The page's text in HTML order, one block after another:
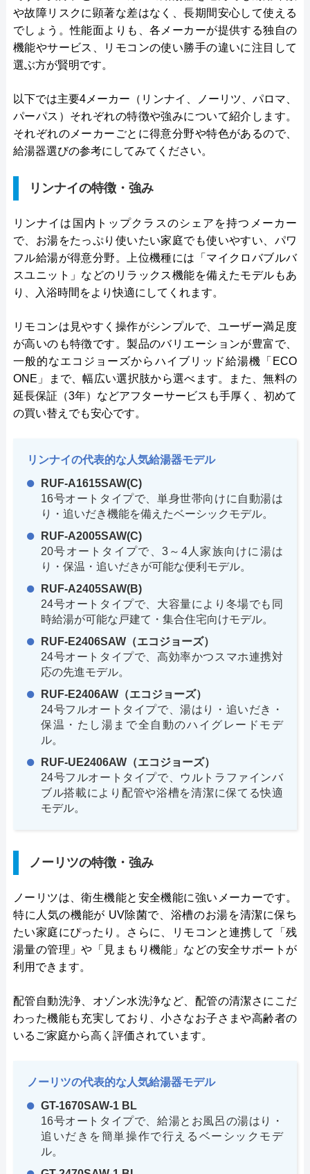
や故障リスクに顕著な差はなく、長期間安心して使える
でしょう。性能面よりも、各メーカーが提供する独自の
機能やサービス、リモコンの使い勝手の違いに注目して
選ぶ方が賢明です。
以下では主要4メーカー（リンナイ、ノーリツ、パロマ、
パーパス）それぞれの特徴や強みについて紹介します。
それぞれのメーカーごとに得意分野や特色があるので、
給湯器選びの参考にしてみてください。
リンナイの特徴・強み
リンナイは国内トップクラスのシェアを持つメーカー
で、お湯をたっぷり使いたい家庭でも使いやすい、パワ
フル給湯が得意分野。上位機種には「マイクロバブルバ
スユニット」などのリラックス機能を備えたモデルもあ
り、入浴時間をより快適にしてくれます。
リモコンは見やすく操作がシンプルで、ユーザー満足度
が高いのも特徴です。製品のバリエーションが豊富で、
一般的なエコジョーズからハイブリッド給湯機「ECO
ONE」まで、幅広い選択肢から選べます。また、無料の
延長保証（3年）などアフターサービスも手厚く、初めて
の買い替えでも安心です。
リンナイの代表的な人気給湯器モデル
RUF-A1615SAW(C)
16号オートタイプで、単身世帯向けに自動湯は
り・追いだき機能を備えたベーシックモデル。
RUF-A2005SAW(C)
20号オートタイプで、3～4人家族向けに湯は
り・保温・追いだきが可能な便利モデル。
RUF-A2405SAW(B)
24号オートタイプで、大容量により冬場でも同
時給湯が可能な戸建て・集合住宅向けモデル。
RUF-E2406SAW（エコジョーズ）
24号オートタイプで、高効率かつスマホ連携対
応の先進モデル。
RUF-E2406AW（エコジョーズ）
24号フルオートタイプで、湯はり・追いだき・
保温・たし湯まで全自動のハイグレードモデ
ル。
RUF-UE2406AW（エコジョーズ）
24号フルオートタイプで、ウルトラファインバ
ブル搭載により配管や浴槽を清潔に保てる快適
モデル。
ノーリツの特徴・強み
ノーリツは、衛生機能と安全機能に強いメーカーです。
特に人気の機能が UV除菌で、浴槽のお湯を清潔に保ち
たい家庭にぴったり。さらに、リモコンと連携して「残
湯量の管理」や「見まもり機能」などの安全サポートが
利用できます。
配管自動洗浄、オゾン水洗浄など、配管の清潔さにこだ
わった機能も充実しており、小さなお子さまや高齢者の
いるご家庭から高く評価されています。
ノーリツの代表的な人気給湯器モデル
GT-1670SAW-1 BL
16号オートタイプで、給湯とお風呂の湯はり・
追いだきを簡単操作で行えるベーシックモデ
ル。